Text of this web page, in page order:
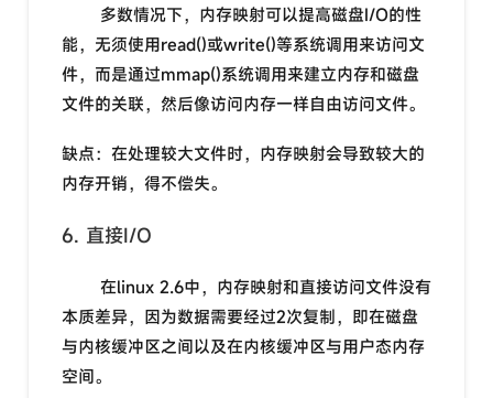
多数情况下，内存映射可以提高磁盘I/O的性
能，无须使用read()或write()等系统调用来访问文
件，而是通过mmap()系统调用来建立内存和磁盘
文件的关联，然后像访问内存一样自由访问文件。
缺点：在处理较大文件时，内存映射会导致较大的
内存开销，得不偿失。
6. 直接I/O
在linux 2.6中，内存映射和直接访问文件没有
本质差异，因为数据需要经过2次复制，即在磁盘
与内核缓冲区之间以及在内核缓冲区与用户态内存
空间。